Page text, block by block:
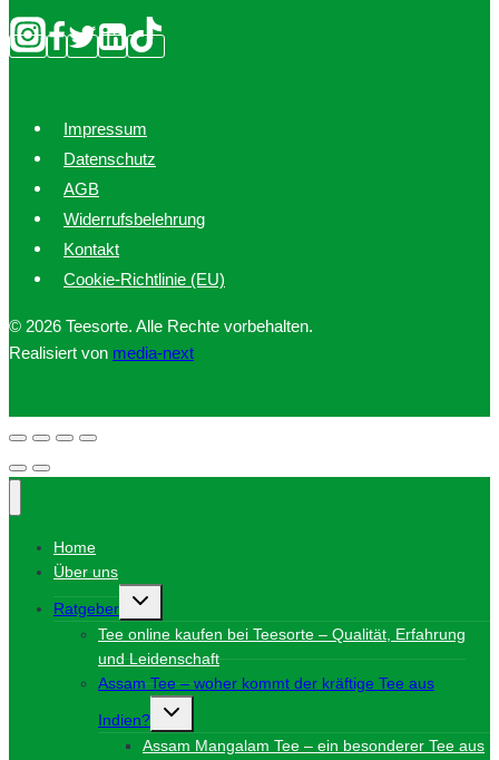
Impressum
Datenschutz
AGB
Widerrufsbelehrung
Kontakt
Cookie-Richtlinie (EU)
© 2026 Teesorte. Alle Rechte vorbehalten.
Realisiert von media-next
Home
Über uns
Ratgeber
Untermenü
Tee online kaufen bei Teesorte – Qualität, Erfahrung
und Leidenschaft
Assam Tee – woher kommt der kräftige Tee aus
Indien?
Untermenü
Assam Mangalam Tee – ein besonderer Tee aus